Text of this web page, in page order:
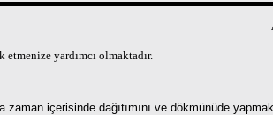
yardımcı olmaktadır.
içerisinde dağıtımını ve dökmünüde